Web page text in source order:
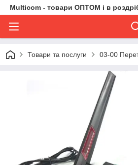
Multicom - товари ОПТОМ і в
Товари та послуги 03-00